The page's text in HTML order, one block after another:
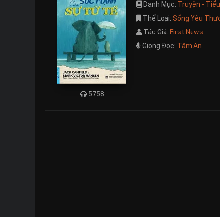
5758
Danh Mục: Truyện -
Thể Loại: Sống Yêu
Tác Giả: First News
Giọng Đọc: Tâm An